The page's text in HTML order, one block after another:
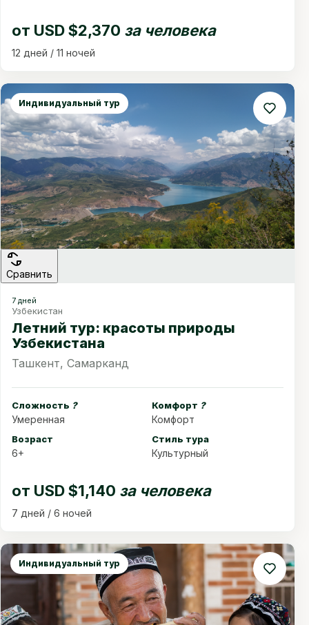
от USD $2,370 за человека
12 дней / 11 ночей
Индивидуальный тур
Сравнить
7 дней
Узбекистан
Летний тур: красоты природы
Узбекистана
Ташкент, Самарканд
Сложность ?
Умеренная
Комфорт ?
Комфорт
Возраст
6+
Стиль тура
Культурный
от USD $1,140 за человека
7 дней / 6 ночей
Индивидуальный тур